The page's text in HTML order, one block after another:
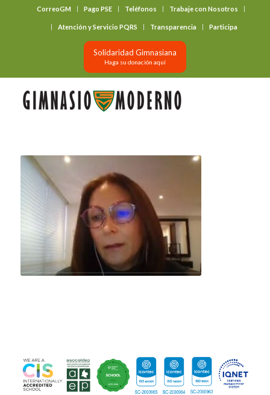
CorreoGM Pago PSE Teléfonos Trabaje con Nosotros
Atención y Servicio PQRS Transparencia Participa
Solidaridad Gimnasiana
Haga su donación aquí